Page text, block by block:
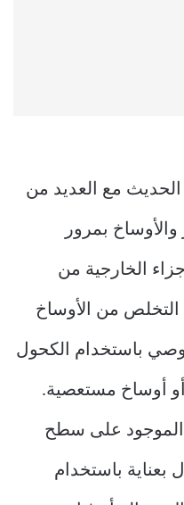
الحديث مع العديد من
بمرور
الخارجية من
من الأوساخ
باستخدام الكحول
أوساخ مستعصية.
أيضًا ، قم بتنظيف منفذ USB الموجود على سطح
بعناية باستخدام